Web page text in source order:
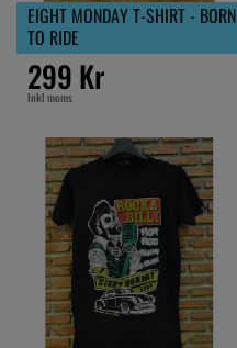
EIGHT MONDAY T-SHIRT - BORN
TO RIDE
299 Kr
Inkl moms